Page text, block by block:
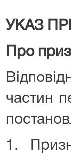
УКАЗ
Про
частин
1.